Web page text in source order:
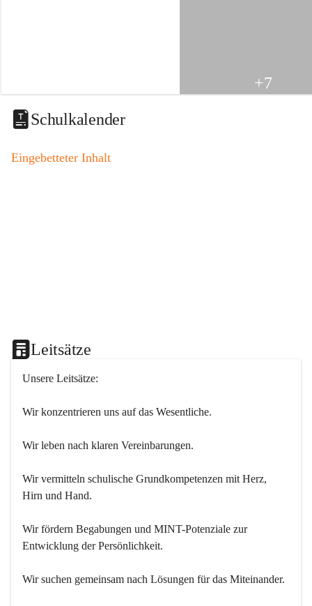
i
t
a
o
+7
Schulkalender
Eingebetteter Inhalt
Leitsätze
Unsere Leitsätze:
Wir konzentrieren uns auf das Wesentliche.
Wir leben nach klaren Vereinbarungen.
Wir vermitteln schulische Grundkompetenzen mit Herz,
Hirn und Hand.
Wir fördern Begabungen und MINT-Potenziale zur
Entwicklung der Persönlichkeit.
Wir suchen gemeinsam nach Lösungen für das Miteinander.